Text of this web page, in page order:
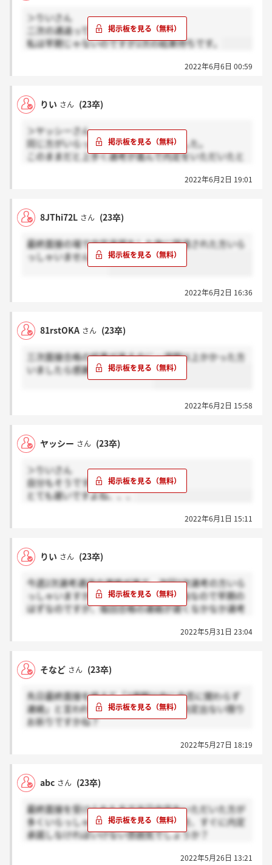
＞りいさん
二次の通過っていつきましたかー？
私は早期じゃないのですが2次の結果待ちです。
2022年6月6日 00:59
りい さん (23卒)
＞ヤッシーさん
同じ方がいらっしゃって少し安心しました。
このままだと上手く選考が進んで内定をいただいたと
2022年6月2日 19:01
8JThi72L さん (23卒)
最終面接の場で内定承諾をした後に辞退された方いら
っしゃいませんか？
2022年6月2日 16:36
81rstOKA さん (23卒)
三次面接合格の結果が来るのに一週間以上かかった方
いましたら感謝お願いします。
2022年6月2日 15:58
ヤッシー さん (23卒)
＞りいさん
自分もそうです。
とても遅いですよね、、、
2022年6月1日 15:11
りい さん (23卒)
今週2次選考通過の連絡が来て、次回3次選考の方いら
っしゃいますか？しかもインターン経由なので早期の
はずなのですが、毎回合格の連絡が遅くなかなか選考
2022年5月31日 23:04
そなど さん (23卒)
先日最終面接を終えて「2週間以内に合否に関わらず
連絡」と言われたのですが、その場で内定出ない限り
お祈りですかね？
す！
2022年5月27日 18:19
abc さん (23卒)
最終面接を受けられた方で当日内定をいただいた方が
多くいらっしゃるようですが、その場合、すぐに内定
承諾しなければいけない雰囲気でしょうか？
2022年5月26日 13:21